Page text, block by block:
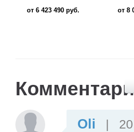
от 10 990 000
до
Oli |